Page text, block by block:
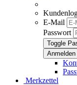
E-Mail
Passwort
Toggle
Merkzettel